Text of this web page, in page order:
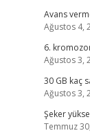
Avans
Ağustos 4,
6.
Ağustos 3,
30 GB kaç
Ağustos 3,
Şeker
Temmuz